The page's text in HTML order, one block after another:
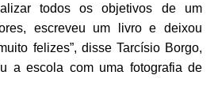
todos os objetivos de um
escreveu um livro e deixou
felizes”, disse Tarcísio Borgo,
a escola com uma fotografia de